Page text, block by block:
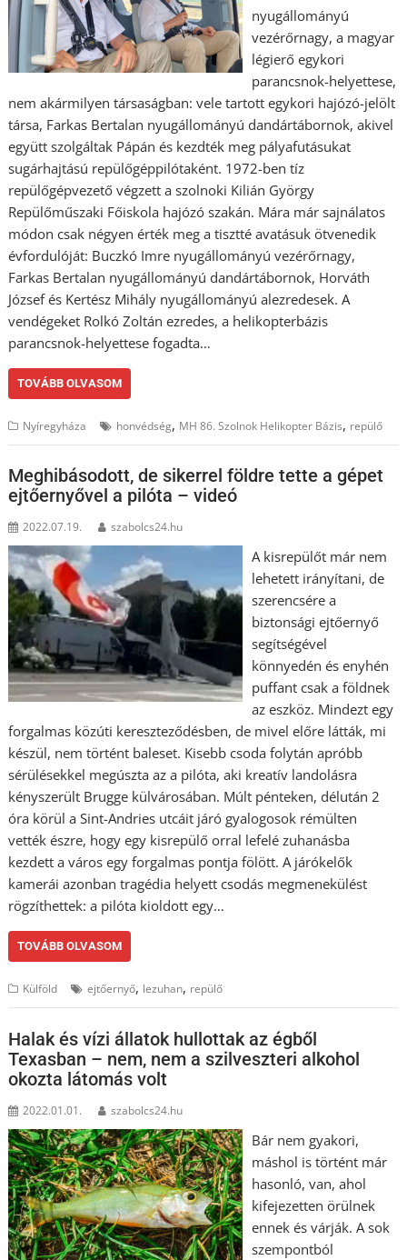
nyugállományú
vezérőrnagy, a magyar
légierő egykori
parancsnok-helyettese,
nem akármilyen társaságban: vele tartott egykori hajózó-jelölt
társa, Farkas Bertalan nyugállományú dandártábornok, akivel
együtt szolgáltak Pápán és kezdték meg pályafutásukat
sugárhajtású repülőgéppilótaként. 1972-ben tíz
repülőgépvezető végzett a szolnoki Kilián György
Repülőműszaki Főiskola hajózó szakán. Mára már sajnálatos
módon csak négyen érték meg a tisztté avatásuk ötvenedik
évfordulóját: Buczkó Imre nyugállományú vezérőrnagy,
Farkas Bertalan nyugállományú dandártábornok, Horváth
József és Kertész Mihály nyugállományú alezredesek. A
vendégeket Rolkó Zoltán ezredes, a helikopterbázis
parancsnok-helyettese fogadta…
TOVÁBB OLVASOM
Nyíregyháza honvédség, MH 86. Szolnok Helikopter Bázis, repülő
Meghibásodott, de sikerrel földre tette a gépet
ejtőernyővel a pilóta – videó
2022.07.19. szabolcs24.hu
A kisrepülőt már nem
lehetett irányítani, de
szerencsére a
biztonsági ejtőernyő
segítségével
könnyedén és enyhén
puffant csak a földnek
az eszköz. Mindezt egy
forgalmas közúti kereszteződésben, de mivel előre látták, mi
készül, nem történt baleset. Kisebb csoda folytán apróbb
sérülésekkel megúszta az a pilóta, aki kreatív landolásra
kényszerült Brugge külvárosában. Múlt pénteken, délután 2
óra körül a Sint-Andries utcáit járó gyalogosok rémülten
vették észre, hogy egy kisrepülő orral lefelé zuhanásba
kezdett a város egy forgalmas pontja fölött. A járókelők
kamerái azonban tragédia helyett csodás megmenekülést
rögzíthettek: a pilóta kioldott egy…
TOVÁBB OLVASOM
Külföld ejtőernyő, lezuhan, repülő
Halak és vízi állatok hullottak az égből
Texasban – nem, nem a szilveszteri alkohol
okozta látomás volt
2022.01.01. szabolcs24.hu
Bár nem gyakori,
máshol is történt már
hasonló, van, ahol
kifejezetten örülnek
ennek és várják. A sok
szempontból